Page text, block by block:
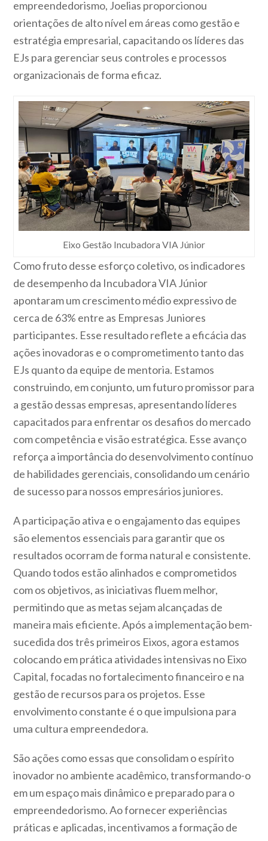
empreendedorismo, Joelias proporcionou
orientações de alto nível em áreas como gestão e
estratégia empresarial, capacitando os líderes das
EJs para gerenciar seus controles e processos
organizacionais de forma eficaz.
Eixo Gestão Incubadora VIA Júnior
Como fruto desse esforço coletivo, os indicadores
de desempenho da Incubadora VIA Júnior
apontaram um crescimento médio expressivo de
cerca de 63% entre as Empresas Juniores
participantes. Esse resultado reflete a eficácia das
ações inovadoras e o comprometimento tanto das
EJs quanto da equipe de mentoria. Estamos
construindo, em conjunto, um futuro promissor para
a gestão dessas empresas, apresentando líderes
capacitados para enfrentar os desafios do mercado
com competência e visão estratégica. Esse avanço
reforça a importância do desenvolvimento contínuo
de habilidades gerenciais, consolidando um cenário
de sucesso para nossos empresários juniores.
A participação ativa e o engajamento das equipes
são elementos essenciais para garantir que os
resultados ocorram de forma natural e consistente.
Quando todos estão alinhados e comprometidos
com os objetivos, as iniciativas fluem melhor,
permitindo que as metas sejam alcançadas de
maneira mais eficiente. Após a implementação bem-
sucedida dos três primeiros Eixos, agora estamos
colocando em prática atividades intensivas no Eixo
Capital, focadas no fortalecimento financeiro e na
gestão de recursos para os projetos. Esse
envolvimento constante é o que impulsiona para
uma cultura empreendedora.
São ações como essas que consolidam o espírito
inovador no ambiente acadêmico, transformando-o
em um espaço mais dinâmico e preparado para o
empreendedorismo. Ao fornecer experiências
práticas e aplicadas, incentivamos a formação de